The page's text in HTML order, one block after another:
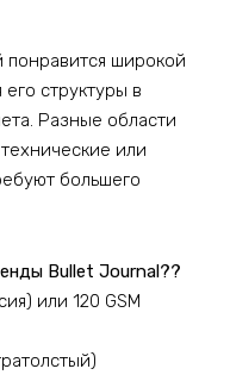
понравится широкой
структуры в
Разные области
или
большего
Bullet Journal??
или 120 GSM